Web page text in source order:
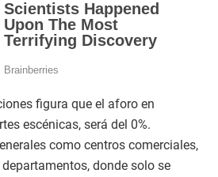
figura que el aforo en
escénicas, será del 0%.
como centros comerciales,
donde solo se